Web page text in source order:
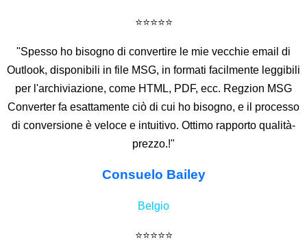
⭐⭐⭐⭐⭐
"Spesso ho bisogno di convertire le mie vecchie email di
Outlook, disponibili in file MSG, in formati facilmente leggibili
per l'archiviazione, come HTML, PDF, ecc. Regzion MSG
Converter fa esattamente ciò di cui ho bisogno, e il processo
di conversione è veloce e intuitivo. Ottimo rapporto qualità-
prezzo.!"
Consuelo Bailey
Belgio
⭐⭐⭐⭐⭐